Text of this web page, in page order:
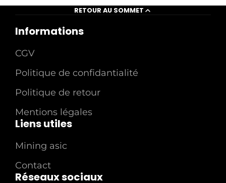
RETOUR AU SOMMET
Informations
CGV
Politique de confidantialité
Politique de retour
Mentions légales
Liens utiles
Mining asic
Contact
Réseaux sociaux